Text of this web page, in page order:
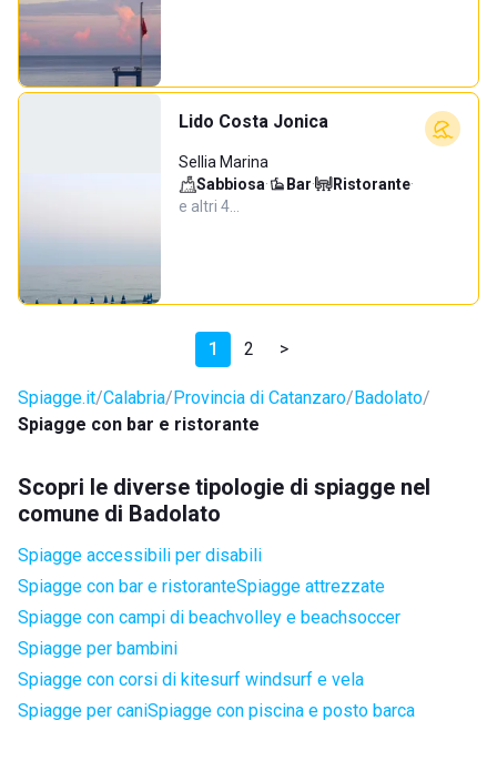
Lido Costa Jonica
Sellia Marina
Sabbiosa· Bar· Ristorante·
e altri 4…
1 2 >
Spiagge.it Calabria Provincia di Catanzaro Badolato
Spiagge con bar e ristorante
Scopri le diverse tipologie di spiagge nel
comune di Badolato
Spiagge accessibili per disabili
Spiagge con bar e ristoranteSpiagge attrezzate
Spiagge con campi di beachvolley e beachsoccer
Spiagge per bambini
Spiagge con corsi di kitesurf windsurf e vela
Spiagge per caniSpiagge con piscina e posto barca